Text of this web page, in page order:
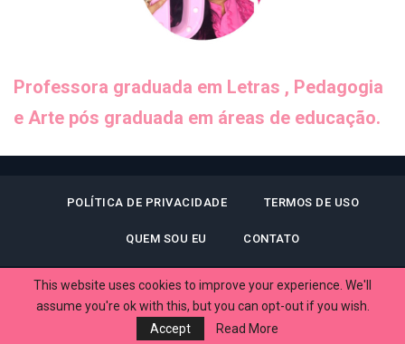
Professora graduada em Letras , Pedagogia
e Arte pós graduada em áreas de educação.
POLÍTICA DE PRIVACIDADE TERMOS DE USO
QUEM SOU EU CONTATO
© 2026 - Dani Educar. All Rights Reserved.
This website uses cookies to improve your experience. We'll
assume you're ok with this, but you can opt-out if you wish.
Accept
Read More